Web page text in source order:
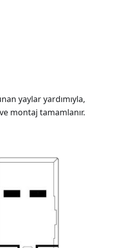
yaylar yardımıyla,
montaj tamamlanır.